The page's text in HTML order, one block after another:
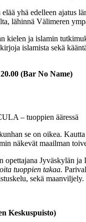
elää yhä edelleen
lähinnä Välimeren
kielen ja islamin
islamista sekä
(Bar No Name)
– tuoppien ääressä
se on oikea.
näkevät maailman
opettajana Jyväskylän
tuoppien takaa.
sekä maanviljely.
Keskuspuisto)